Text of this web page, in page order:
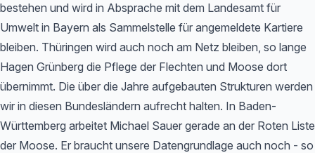
bestehen und wird in Absprache mit dem Landesamt für
Umwelt in Bayern als Sammelstelle für angemeldete Kartiere
bleiben. Thüringen wird auch noch am Netz bleiben, so lange
Hagen Grünberg die Pflege der Flechten und Moose dort
übernimmt. Die über die Jahre aufgebauten Strukturen werden
wir in diesen Bundesländern aufrecht halten. In Baden-
Württemberg arbeitet Michael Sauer gerade an der Roten Liste
der Moose. Er braucht unsere Datengrundlage auch noch - so